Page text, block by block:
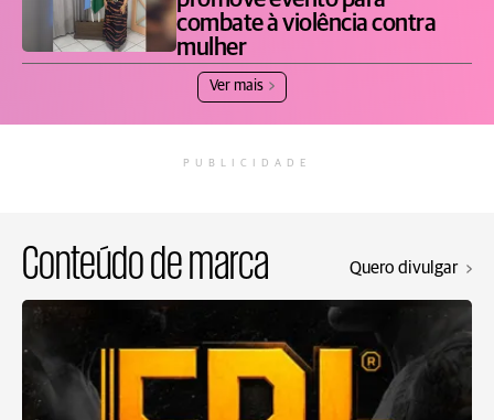
combate à violência contra
mulher
Ver mais
PUBLICIDADE
Conteúdo de marca Quero divulgar